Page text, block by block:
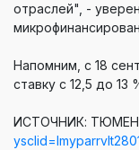
отраслей", -
Напомним, с 18
ставку с 12,5 до 13
ИСТОЧНИК: